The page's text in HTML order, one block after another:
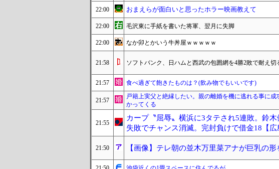
22:00 おまえらが面白いと思ったホラー映画教えて
22:00 毛沢東に手紙を書いた将軍、翌月に失脚
22:00 なか卯とかいう牛丼屋ｗｗｗｗｗ
21:58 ソフトバンク、日ハムと西武の包囲網を4勝2敗で耐え切
21:57 食べ過ぎて飽きたものは？(飲み物でもいいです)
21:57
戸籍上実父と絶縁したい。親の離婚を機に逃れる事に
かってくる
21:55
カープ〝屈辱〟横浜に3タテされ5連敗。鈴
失敗でチャンス消滅。完封負けで借金18【広
21:50 【画像】テレ朝の並木万里菜アナが巨乳の